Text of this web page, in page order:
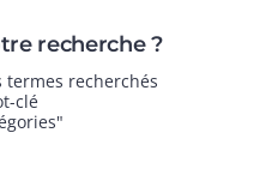
recherche ?
recherchés
clé